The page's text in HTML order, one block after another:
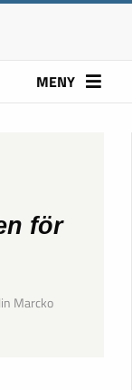
MENY
för
Marcko